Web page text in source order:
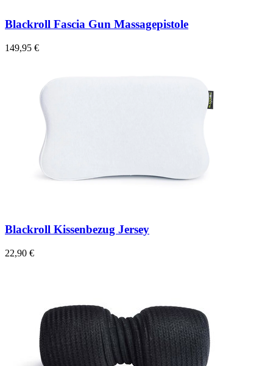
Blackroll Fascia Gun Massagepistole
149,95 €
Blackroll Kissenbezug Jersey
22,90 €